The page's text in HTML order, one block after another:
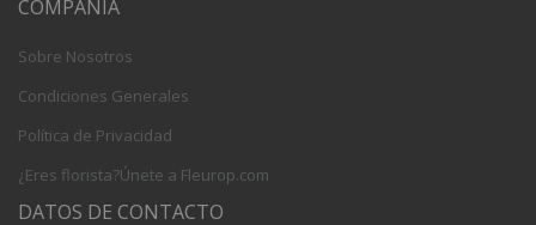
COMPAÑIA
Sobre Nosotros
Condiciones Generales
Política de Privacidad
¿Eres florista?Únete a Fleurop.com
DATOS DE CONTACTO